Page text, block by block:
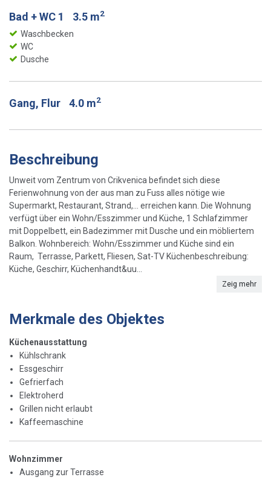
Bad + WC 1 3.5 m2
Waschbecken
WC
Dusche
Gang, Flur 4.0 m2
Beschreibung
Unweit vom Zentrum von Crikvenica befindet sich diese
Ferienwohnung von der aus man zu Fuss alles nötige wie
Supermarkt, Restaurant, Strand,... erreichen kann. Die Wohnung
verfügt über ein Wohn/Esszimmer und Küche, 1 Schlafzimmer
mit Doppelbett, ein Badezimmer mit Dusche und ein möbliertem
Balkon. Wohnbereich: Wohn/Esszimmer und Küche sind ein
Raum, Terrasse, Parkett, Fliesen, Sat-TV Küchenbeschreibung:
Küche, Geschirr, Küchenhandt&uu...
Zeig mehr
Merkmale des Objektes
Küchenausstattung
Kühlschrank
Essgeschirr
Gefrierfach
Elektroherd
Grillen nicht erlaubt
Kaffeemaschine
Wohnzimmer
Ausgang zur Terrasse